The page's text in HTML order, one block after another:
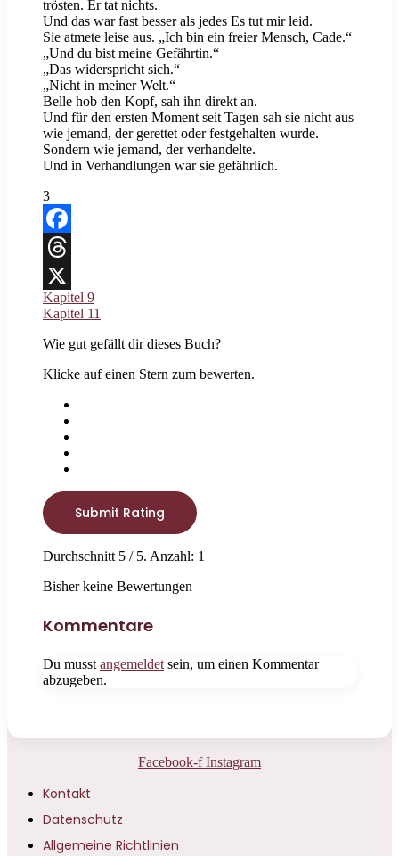
trösten. Er tat nichts.
Und das war fast besser als jedes Es tut mir leid.
Sie atmete leise aus. „Ich bin ein freier Mensch, Cade.“
„Und du bist meine Gefährtin.“
„Das widerspricht sich.“
„Nicht in meiner Welt.“
Belle hob den Kopf, sah ihn direkt an.
Und für den ersten Moment seit Tagen sah sie nicht aus
wie jemand, der gerettet oder festgehalten wurde.
Sondern wie jemand, der verhandelte.
Und in Verhandlungen war sie gefährlich.
3
Facebook
Threads
X
Kapitel 9
Kapitel 11
Wie gut gefällt dir dieses Buch?
Klicke auf einen Stern zum bewerten.
Submit Rating
Durchschnitt 5 / 5. Anzahl: 1
Bisher keine Bewertungen
Kommentare
Du musst angemeldet sein, um einen Kommentar
abzugeben.
Facebook-f Instagram
Kontakt
Datenschutz
Allgemeine Richtlinien